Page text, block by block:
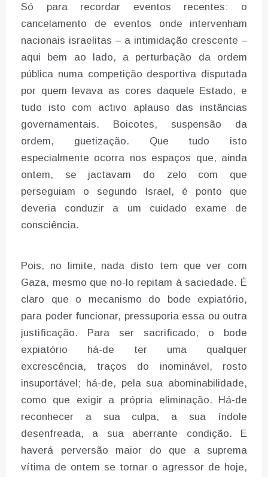
Só para recordar eventos recentes: o
cancelamento de eventos onde intervenham
nacionais israelitas – a intimidação crescente –
aqui bem ao lado, a perturbação da ordem
pública numa competição desportiva disputada
por quem levava as cores daquele Estado, e
tudo isto com activo aplauso das instâncias
governamentais. Boicotes, suspensão da
ordem, guetização. Que tudo isto
especialmente ocorra nos espaços que, ainda
ontem, se jactavam do zelo com que
perseguiam o segundo Israel, é ponto que
deveria conduzir a um cuidado exame de
consciência.
Pois, no limite, nada disto tem que ver com
Gaza, mesmo que no-lo repitam à saciedade. É
claro que o mecanismo do bode expiatório,
para poder funcionar, pressuporia essa ou outra
justificação. Para ser sacrificado, o bode
expiatório há-de ter uma qualquer
excrescência, traços do inominável, rosto
insuportável; há-de, pela sua abominabilidade,
como que exigir a própria eliminação. Há-de
reconhecer a sua culpa, a sua índole
desenfreada, a sua aberrante condição. E
haverá perversão maior do que a suprema
vítima de ontem se tornar o agressor de hoje,